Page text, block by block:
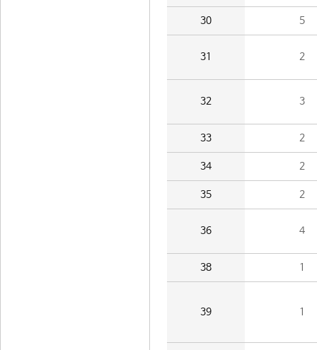
30 5
31 2
32 3
33 2
34 2
35 2
36 4
38 1
39 1